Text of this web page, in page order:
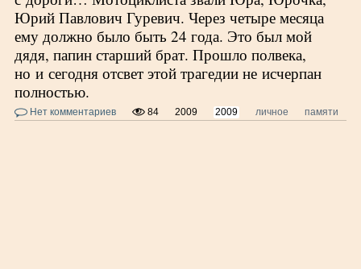
Юрий Павлович Гуревич. Через четыре месяца
ему должно было быть 24 года. Это был мой
дядя, папин старший брат. Прошло полвека,
но и сегодня отсвет этой трагедии не исчерпан
полностью.
Нет комментариев 84 2009 2009 личное памяти